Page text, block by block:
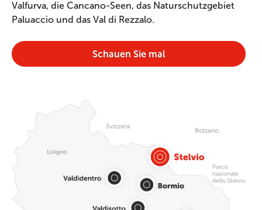
Valfurva, die Cancano-Seen, das Naturschutzgebiet
Paluaccio und das Val di Rezzalo.
Schauen Sie mal